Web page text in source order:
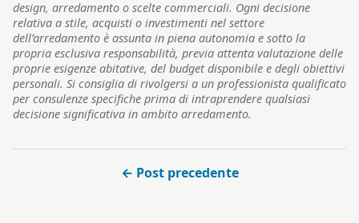
design, arredamento o scelte commerciali. Ogni decisione
relativa a stile, acquisti o investimenti nel settore
dell’arredamento è assunta in piena autonomia e sotto la
propria esclusiva responsabilità, previa attenta valutazione delle
proprie esigenze abitative, del budget disponibile e degli obiettivi
personali. Si consiglia di rivolgersi a un professionista qualificato
per consulenze specifiche prima di intraprendere qualsiasi
decisione significativa in ambito arredamento.
← Post precedente